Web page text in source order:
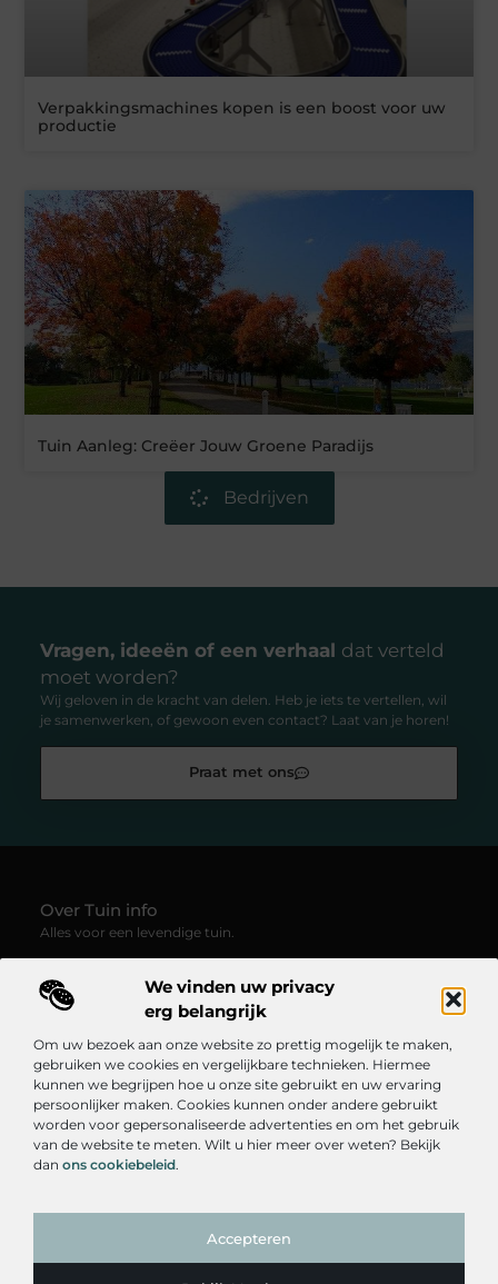
We vinden uw privacy
erg belangrijk
Om uw bezoek aan onze website zo prettig mogelijk te maken,
gebruiken we cookies en vergelijkbare technieken. Hiermee
kunnen we begrijpen hoe u onze site gebruikt en uw ervaring
persoonlijker maken. Cookies kunnen onder andere gebruikt
worden voor gepersonaliseerde advertenties en om het gebruik
van de website te meten. Wilt u hier meer over weten? Bekijk
dan ons cookiebeleid.
Accepteren
Verpakkingsmachines kopen is een boost voor uw
productie
Tuin Aanleg: Creëer Jouw Groene Paradijs
Bedrijven
Vragen, ideeën of een verhaal dat verteld
moet worden?
Wij geloven in de kracht van delen. Heb je iets te vertellen, wil
je samenwerken, of gewoon even contact? Laat van je horen!
Praat met ons
Over Tuin info
Alles voor een levendige tuin.
inspiratie, praktische tips en creatieve ideeën voor
tuinliefhebbers. Ontdek hoe je van elke buitenruimte een plek
Onze informatie
Bericht categorie